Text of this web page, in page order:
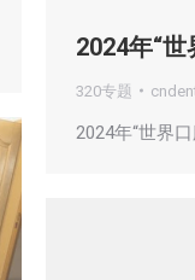
2024年“
320专题
2024年“世界